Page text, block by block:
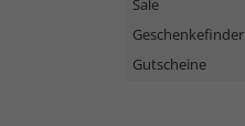
Sale
Geschenkefinder
Gutscheine